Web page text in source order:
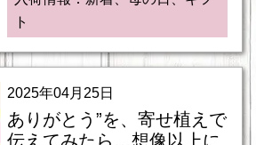
ト
2025年04月25日
ありがとう”を、寄せ植えで
伝えてみたら…想像以上に